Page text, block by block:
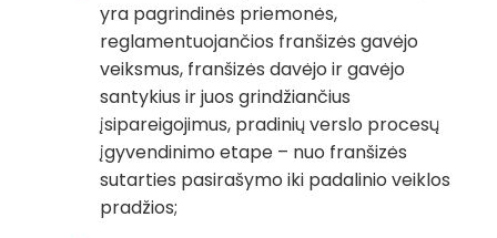
yra pagrindinės priemonės,
reglamentuojančios franšizės gavėjo
veiksmus, franšizės davėjo ir gavėjo
santykius ir juos grindžiančius
įsipareigojimus, pradinių verslo procesų
įgyvendinimo etape – nuo franšizės
sutarties pasirašymo iki padalinio veiklos
pradžios;